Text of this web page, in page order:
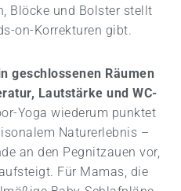
Blöcke und Bolster stellt
on-Korrekturen gibt.
geschlossenen Räumen
Lautstärke und WC-
Yoga wiederum punktet
Naturerlebnis –
an den Pegnitzauen vor,
Für Mamas, die